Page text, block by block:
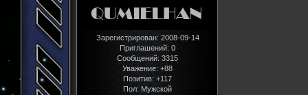
Зарегистрирован: 2008-09-14
Приглашений: 0
Сообщений: 3315
Уважение: +88
Позитив: +117
Пол: Мужской